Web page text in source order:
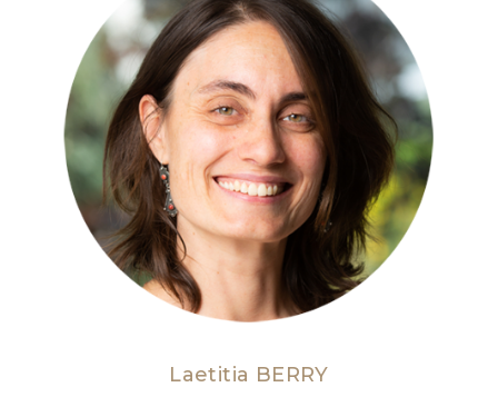
Laetitia BERRY